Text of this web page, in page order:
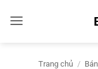
qua
Trang chủ /